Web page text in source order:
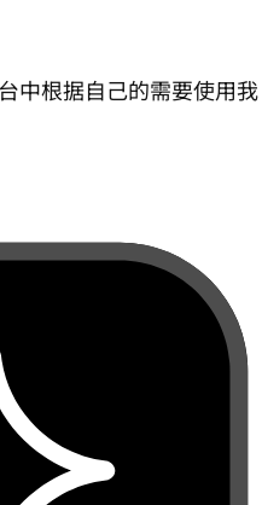
中根据自己的需要使用我